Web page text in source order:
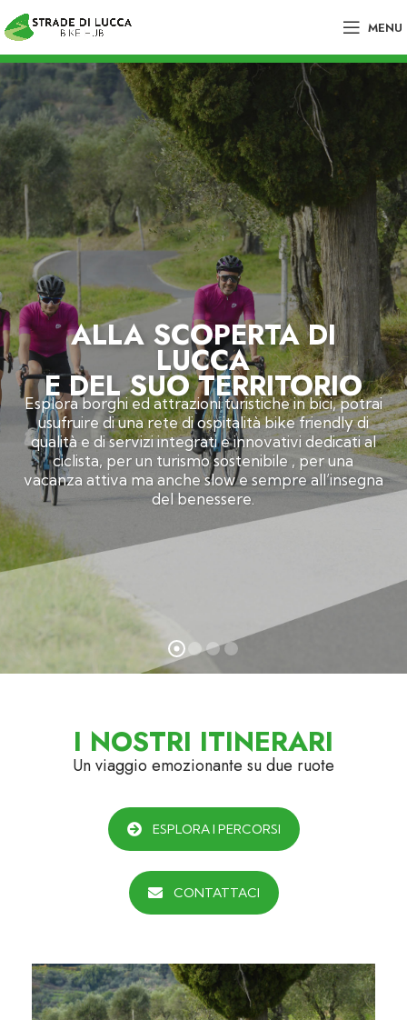
MENU
Esplora borghi ed attrazioni turistiche in bici, potrai
usufruire di una rete di ospitalità bike friendly di
qualità e di servizi integrati e innovativi dedicati al
ciclista, per un turismo sostenibile , per una
vacanza attiva ma anche slow e sempre all’insegna
del benessere.
ALLA SCOPERTA DI
LUCCA
E DEL SUO TERRITORIO
I NOSTRI ITINERARI
Un viaggio emozionante su due ruote
ESPLORA I PERCORSI
CONTATTACI